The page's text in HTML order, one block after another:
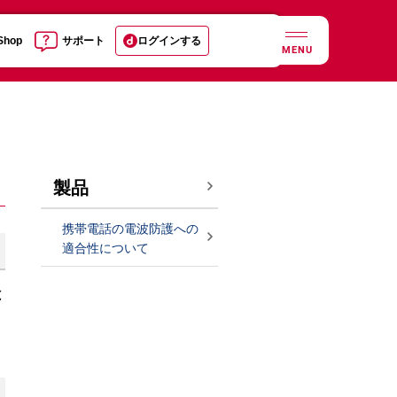
サポート ログインする
MENU
製品
携帯電話の電波防護への
適合性について